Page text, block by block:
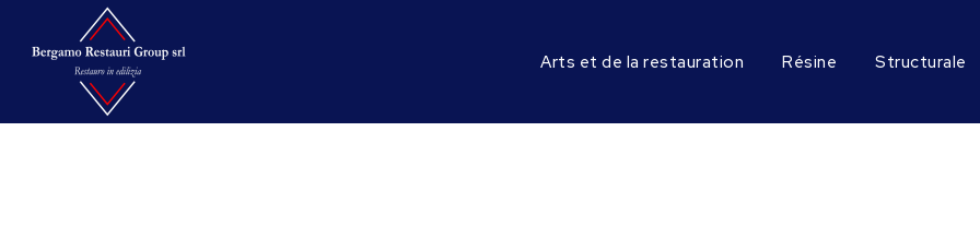
Arts et de la restauration Résine Structurale